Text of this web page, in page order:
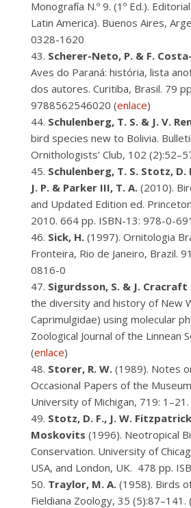
Monografía N.º 9. (1º Ed.).
Latin America). Buenos Aires,
0328-1620
Scherer-Neto, P. & F.
Aves do Paraná: história, lista
dos autores. Curitiba, Brasil. 79
9788562546020 (enlace)
Schulenberg, T. S. & J. V.
bird species new to Bolivia.
Ornithologists’ Club, 102
Schulenberg, T. S. Stotz, D.
J. P. & Parker III, T. A. (2010).
and Updated Edition ed.
2010. 664 pp. ISBN-13: 978-0-
Sick, H. (1997). Ornitologia
Fronteira, Rio de Janeiro, Brazil.
0816-0
Sigurdsson, S. & J. Cracraft
the diversity and history of New
Caprimulgidae) using molecular
Zoological Journal of the Linnean
(enlace)
Storer, R. W. (1989). Notes
Occasional Papers of the
University of Michigan, 719: 1–21.
Stotz, D. F., J. W.
Moskovits (1996). Neotropical
Conservation. University of
USA, and London, UK. 478 pp.
Traylor, M. A. (1958). Birds
Fieldiana Zoology, 35 (5):87–141. (